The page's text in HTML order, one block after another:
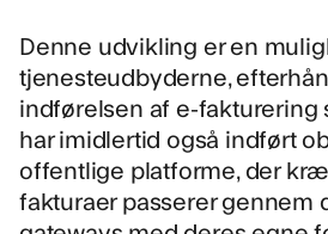
Denne udvikling er en
tjenesteudbyderne,
indførelsen af e-fakturering
har imidlertid også indført
offentlige platforme, der
fakturaer passerer gennem